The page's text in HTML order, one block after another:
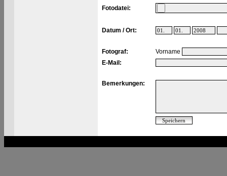
Fotodatei:
Datum / Ort:
Fotograf:
Vorname
E-Mail:
Bemerkungen: